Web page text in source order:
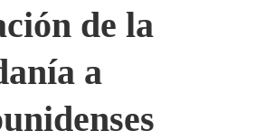
de la
a